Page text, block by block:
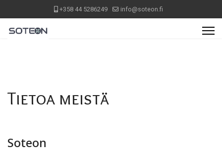
+358 44 5286249 info@soteon.fi
Tietoa meistä
Soteon